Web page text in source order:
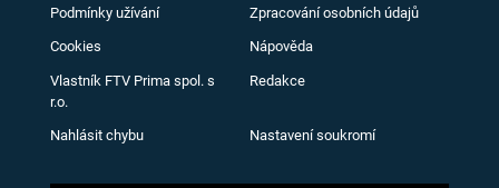
Podmínky užívání Zpracování osobních údajů
Cookies Nápověda
Vlastník FTV Prima spol. s
r.o.
Redakce
Nahlásit chybu Nastavení soukromí